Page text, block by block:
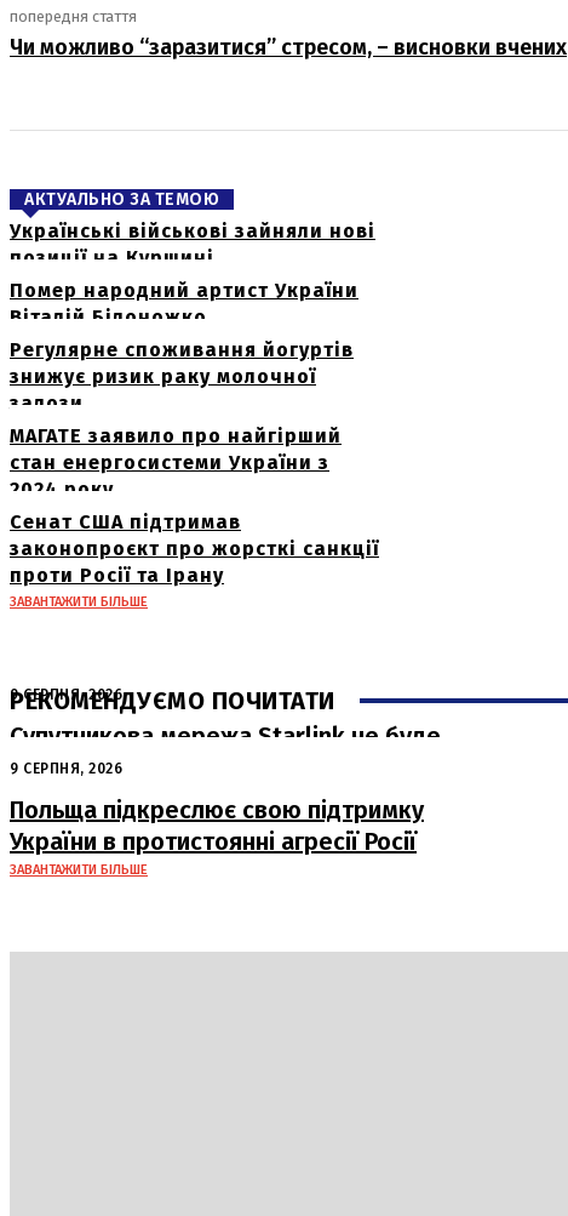
попередня стаття
Чи можливо “заразитися” стресом, – висновки вчених
АКТУАЛЬНО ЗА ТЕМОЮ
Українські військові зайняли нові
позиції на Курщині
Помер народний артист України
Віталій Білоножко
Регулярне споживання йогуртів
знижує ризик раку молочної
залози
МАГАТЕ заявило про найгірший
стан енергосистеми України з
2024 року
Сенат США підтримав
законопроєкт про жорсткі санкції
проти Росії та Ірану
ЗАВАНТАЖИТИ БІЛЬШЕ
РЕКОМЕНДУЄМО ПОЧИТАТИ
9 СЕРПНЯ, 2026
Супутникова мережа Starlink не буде
використана для атак на російські
пускові установки
9 СЕРПНЯ, 2026
Польща підкреслює свою підтримку
України в протистоянні агресії Росії
ЗАВАНТАЖИТИ БІЛЬШЕ